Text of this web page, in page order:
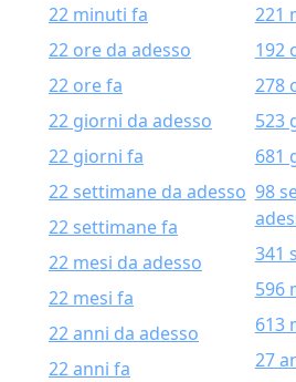
22 minuti fa
22 ore da adesso
22 ore fa
22 giorni da adesso
22 giorni fa
22 settimane da adesso
22 settimane fa
22 mesi da adesso
22 mesi fa
22 anni da adesso
22 anni fa
221
192
278
523
681
98
341
596
613
27